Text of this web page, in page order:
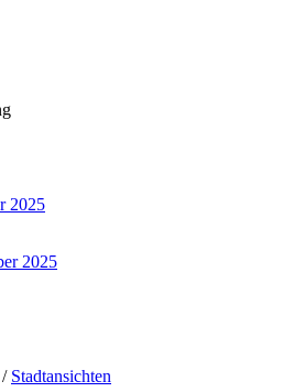
2025
2025
Stadtansichten